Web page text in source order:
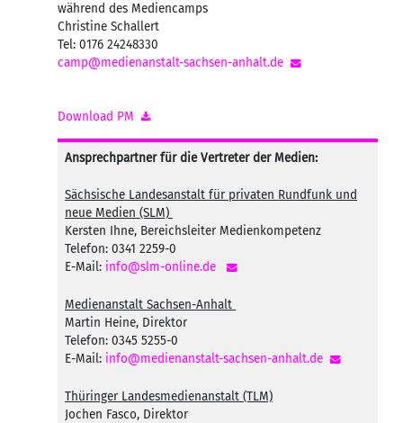
während des Mediencamps
Christine Schallert
Tel: 0176 24248330
camp@medienanstalt-sachsen-anhalt.de
Download PM
Ansprechpartner für die Vertreter der Medien:
Sächsische Landesanstalt für privaten Rundfunk und
neue Medien (SLM)
Kersten Ihne, Bereichsleiter Medienkompetenz
Telefon: 0341 2259-0
E-Mail: info@slm-online.de
Medienanstalt Sachsen-Anhalt
Martin Heine, Direktor
Telefon: 0345 5255-0
E-Mail: info@medienanstalt-sachsen-anhalt.de
Thüringer Landesmedienanstalt (TLM)
Jochen Fasco, Direktor